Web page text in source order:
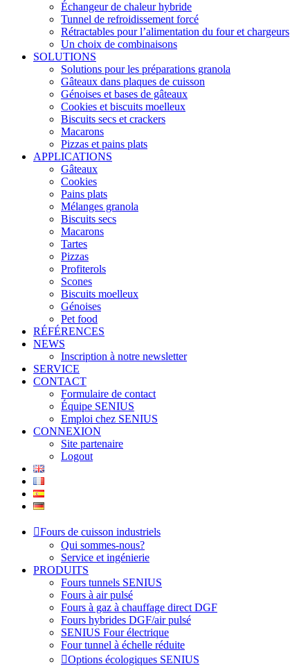
Échangeur de chaleur hybride
Tunnel de refroidissement forcé
Rétractables pour l’alimentation du four et chargeurs
Un choix de combinaisons
SOLUTIONS
Solutions pour les préparations granola
Gâteaux dans plaques de cuisson
Génoises et bases de gâteaux
Cookies et biscuits moelleux
Biscuits secs et crackers
Macarons
Pizzas et pains plats
APPLICATIONS
Gâteaux
Cookies
Pains plats
Mélanges granola
Biscuits secs
Macarons
Tartes
Pizzas
Profiterols
Scones
Biscuits moelleux
Génoises
Pet food
RÉFÉRENCES
NEWS
Inscription à notre newsletter
SERVICE
CONTACT
Formulaire de contact
Équipe SENIUS
Emploi chez SENIUS
CONNEXION
Site partenaire
Logout
Fours de cuisson industriels
Qui sommes-nous?
Service et ingénierie
PRODUITS
Fours tunnels SENIUS
Fours à air pulsé
Fours à gaz à chauffage direct DGF
Fours hybrides DGF/air pulsé
SENIUS Four électrique
Four tunnel à échelle réduite
Options écologiques SENIUS